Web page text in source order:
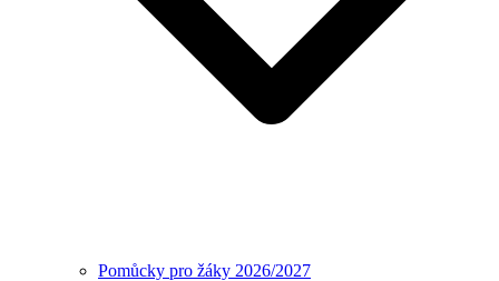
Pomůcky pro žáky 2026/2027